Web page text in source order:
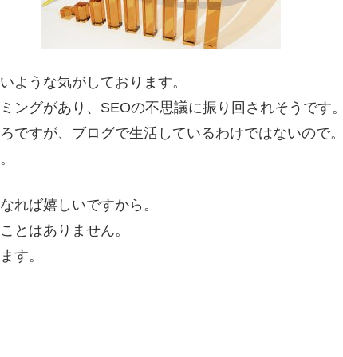
ような気がしております。
ングがあり、SEOの不思議に振り回されそうです。
ですが、ブログで生活しているわけではないので。
れば嬉しいですから。
とはありません。
す。